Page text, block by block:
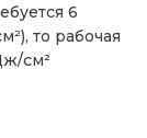
6
то рабочая
см²